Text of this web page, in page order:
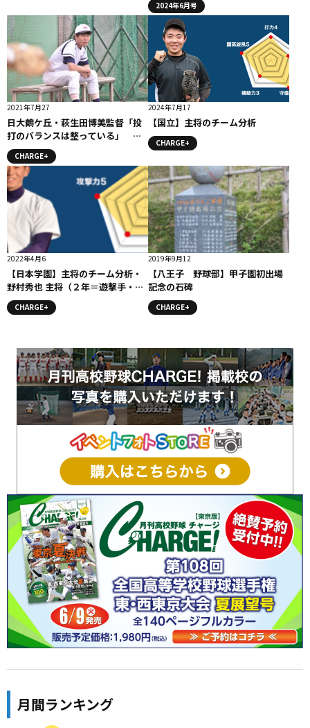
2024年6月号
2021年7月27
日大鶴ケ丘・萩生田博美監督「投
打のバランスは整っている」 #
日大鶴ケ丘
CHARGE+
2024年7月17
【国立】主将のチーム分析
CHARGE+
2022年4月6
【日本学園】主将のチーム分析・
野村秀也 主将（２年＝遊撃手・投
手） #日本学園
CHARGE+
2019年9月12
【八王子 野球部】甲子園初出場
記念の石碑
CHARGE+
月間ランキング